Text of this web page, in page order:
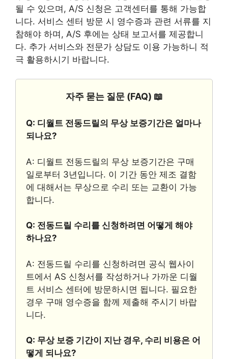
될 수 있으며, A/S 신청은 고객센터를 통해 가능합
니다. 서비스 센터 방문 시 영수증과 관련 서류를 지
참해야 하며, A/S 후에는 상태 보고서를 제공합니
다. 추가 서비스와 전문가 상담도 이용 가능하니 적
극 활용하시기 바랍니다.
자주 묻는 질문 (FAQ) 📖
Q: 디월트 전동드릴의 무상 보증기간은 얼마나
되나요?
A: 디월트 전동드릴의 무상 보증기간은 구매
일로부터 3년입니다. 이 기간 동안 제조 결함
에 대해서는 무상으로 수리 또는 교환이 가능
합니다.
Q: 전동드릴 수리를 신청하려면 어떻게 해야
하나요?
A: 전동드릴 수리를 신청하려면 공식 웹사이
트에서 AS 신청서를 작성하거나 가까운 디월
트 서비스 센터에 방문하시면 됩니다. 필요한
경우 구매 영수증을 함께 제출해 주시기 바랍
니다.
Q: 무상 보증 기간이 지난 경우, 수리 비용은 어
떻게 되나요?